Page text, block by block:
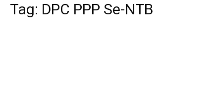
Tag: DPC PPP Se-NTB